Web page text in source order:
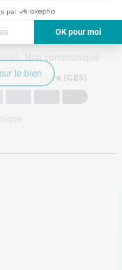
par
OK pour moi
et de gérer vos paramètres
(DPE)
:Non communiqué
de serre (GES)
le bien